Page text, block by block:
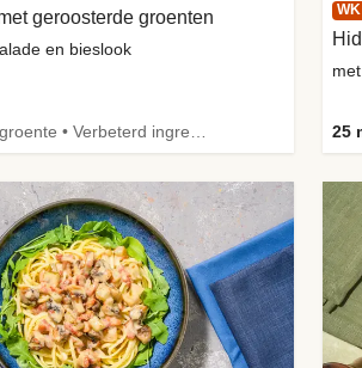
geroosterde groenten
en bieslook
25